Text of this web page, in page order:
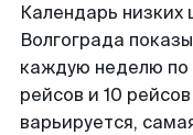
Календарь низких
Волгограда
каждую неделю по
рейсов и 10
варьируется,